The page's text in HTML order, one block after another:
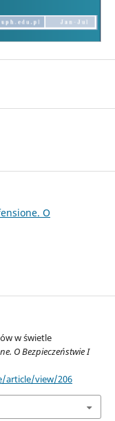
O
w świetle
O Bezpieczeństwie I
article/view/206